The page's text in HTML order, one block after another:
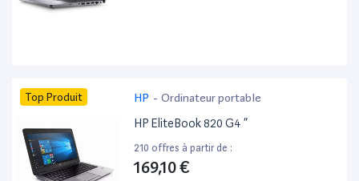
Top Produit HP - Ordinateur portable
HP EliteBook 820 G4 ”
210 offres à partir de :
169,10 €